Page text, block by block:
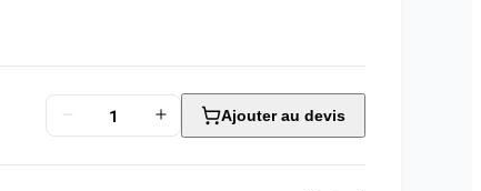
Ajouter au devis